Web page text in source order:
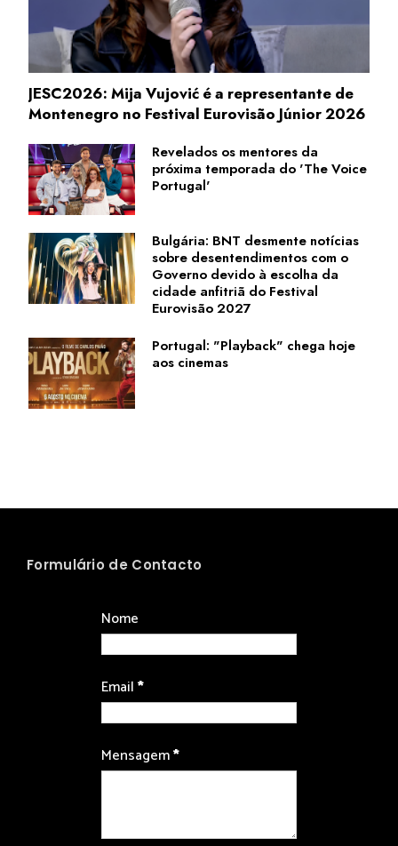
JESC2026: Mija Vujović é a representante de
Montenegro no Festival Eurovisão Júnior 2026
Revelados os mentores da
próxima temporada do 'The Voice
Portugal'
Bulgária: BNT desmente notícias
sobre desentendimentos com o
Governo devido à escolha da
cidade anfitriã do Festival
Eurovisão 2027
Portugal: "Playback" chega hoje
aos cinemas
Formulário de Contacto
Nome
Email*
Mensagem*